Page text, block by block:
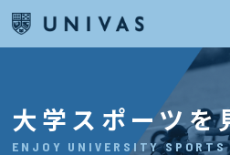
大学スポーツを
ENJOY UNIVERSITY SPORTS